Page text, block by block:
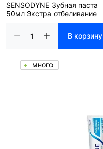
SENSODYNE Зубная паста
50мл Экстра отбеливание
В корзину
много